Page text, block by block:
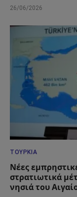
26/06/2026
ΤΟΥΡΚΊΑ
Νέες
στρατιωτικά
νησιά του